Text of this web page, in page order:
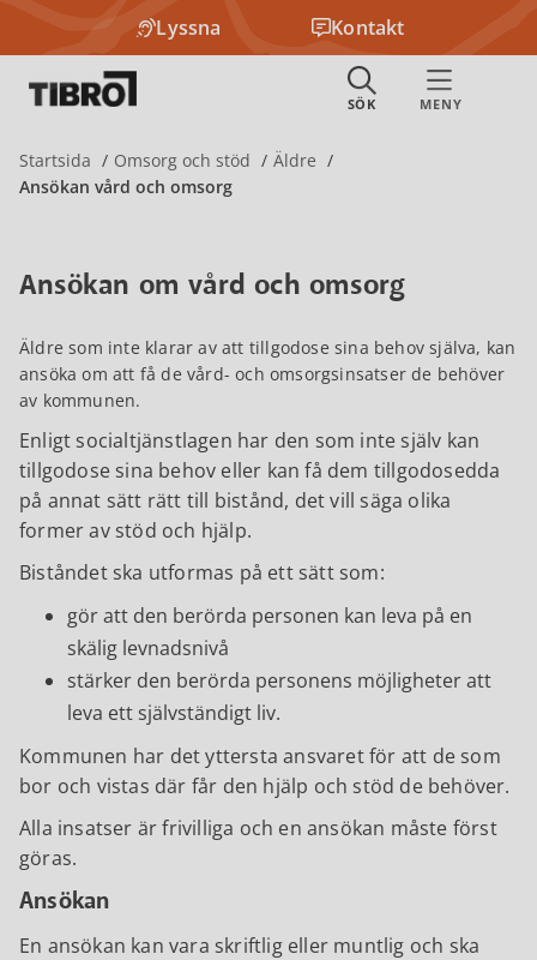
Lyssna Kontakt
Startsida Omsorg och stöd
Äldre
Ansökan vård och omsorg
Ansökan om vård och omsorg
Äldre som inte klarar av att tillgodose sina behov själva, kan
ansöka om att få de vård- och omsorgsinsatser de behöver
av kommunen.
Enligt socialtjänstlagen har den som inte själv kan
tillgodose sina behov eller kan få dem tillgodosedda
på annat sätt rätt till bistånd, det vill säga olika
former av stöd och hjälp.
Biståndet ska utformas på ett sätt som:
gör att den berörda personen kan leva på en
skälig levnadsnivå
stärker den berörda personens möjligheter att
leva ett självständigt liv.
Kommunen har det yttersta ansvaret för att de som
bor och vistas där får den hjälp och stöd de behöver.
Alla insatser är frivilliga och en ansökan måste först
göras.
Ansökan
En ansökan kan vara skriftlig eller muntlig och ska